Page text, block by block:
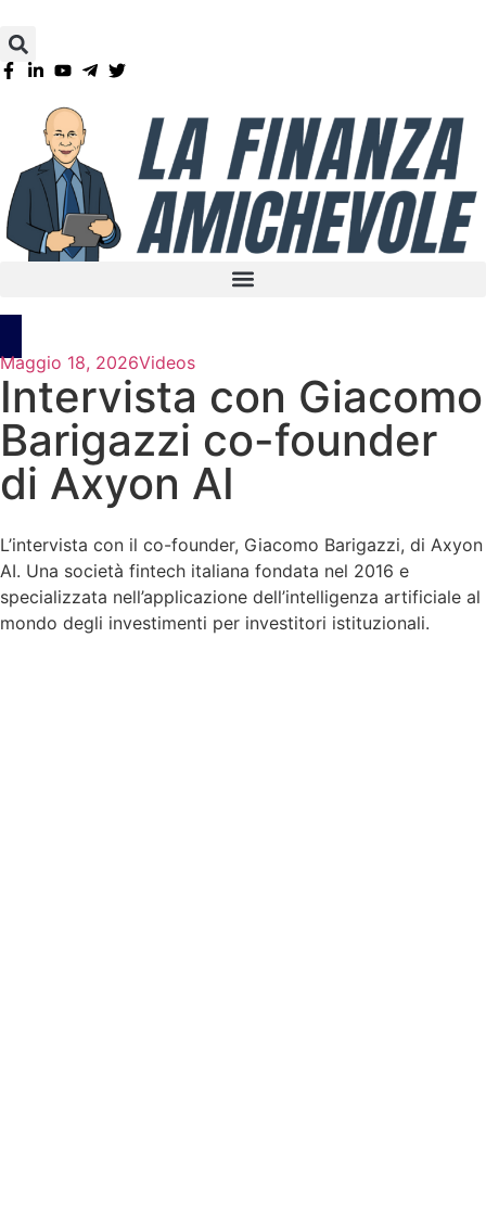
Maggio 18, 2026Videos
Intervista con Giacomo
Barigazzi co-founder
di Axyon AI
L’intervista con il co-founder, Giacomo Barigazzi, di Axyon
AI. Una società fintech italiana fondata nel 2016 e
specializzata nell’applicazione dell’intelligenza artificiale al
mondo degli investimenti per investitori istituzionali.